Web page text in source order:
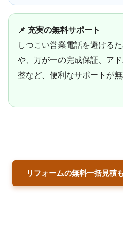
📌 充実の無料サポート
しつこい営業電話を避ける
や、万が一の完成保証、ア
整など、便利なサポートが無
リフォームの無料一括見積